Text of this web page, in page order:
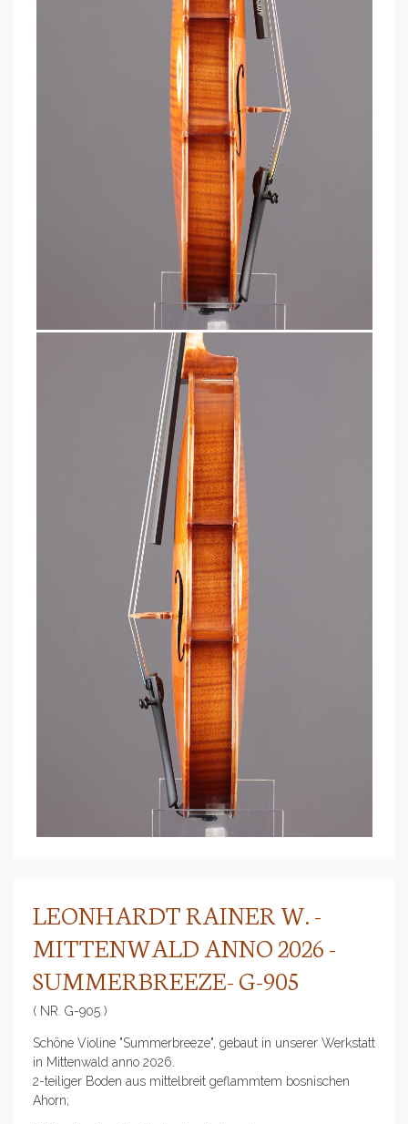
LEONHARDT RAINER W. -
MITTENWALD ANNO 2026 -
SUMMERBREEZE- G-905
( NR. G-905 )
Schöne Violine "Summerbreeze", gebaut in unserer Werkstatt
in Mittenwald anno 2026.
2-teiliger Boden aus mittelbreit geflammtem bosnischen
Ahorn;